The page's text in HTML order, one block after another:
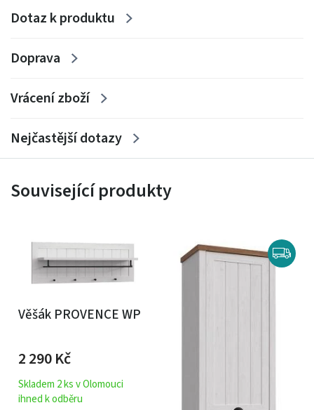
Dotaz k produktu
Doprava
Vrácení zboží
Nejčastější dotazy
Související produkty
Věšák PROVENCE WP
2 290Kč
Skladem 2 ks v Olomouci
ihned k odběru